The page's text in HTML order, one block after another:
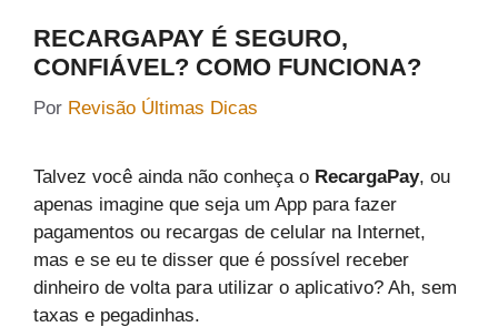
RECARGAPAY É SEGURO,
CONFIÁVEL? COMO FUNCIONA?
Por Revisão Últimas Dicas
Talvez você ainda não conheça o RecargaPay, ou
apenas imagine que seja um App para fazer
pagamentos ou recargas de celular na Internet,
mas e se eu te disser que é possível receber
dinheiro de volta para utilizar o aplicativo? Ah, sem
taxas e pegadinhas.